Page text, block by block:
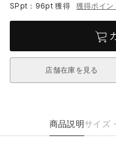
SPpt：96pt獲得 獲得ポイン
店舗在庫を見る
商品説明サイズ